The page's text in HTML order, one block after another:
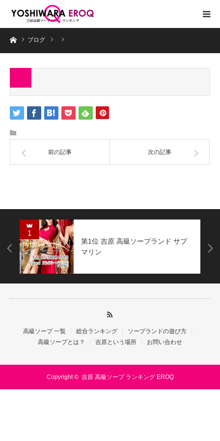
ホームブログ
前の記事 次の記事
1
第1位 吉原 高級ソープランド サブ
マリン
Next
高級ソープ 一覧 総合ランキング
ソープランドの遊び方
高級ソープとは？
吉原という場所 お問い合わせ
Copyright © 吉原 高級ソープ ランキング EROQ